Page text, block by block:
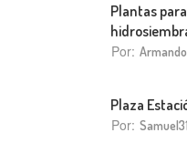
Plantas
Por:
Plaza
Por: